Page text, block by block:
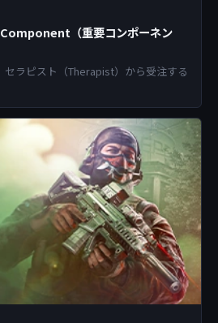
Component（重要コンポーネン
セラピスト（Therapist）から受注する